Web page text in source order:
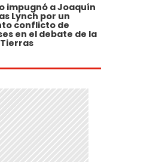
impugnó a Joaquín
Lynch por un
conflicto de
en el debate de la